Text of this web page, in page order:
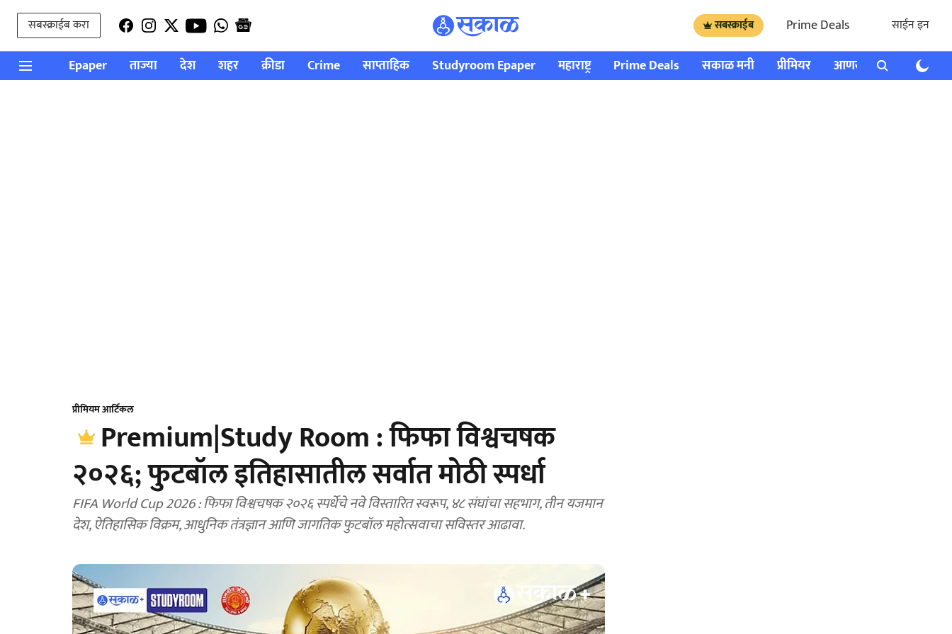
सबस्क्राईब करा सबस्क्राईब Prime Deals साईन इन
Epaper ताज्या देश शहर क्रीडा Crime साप्ताहिक Studyroom Epaper महाराष्ट्र Prime Deals सकाळ मनी प्रीमियर आणखी राशी भविष्य
प्रीमियम आर्टिकल
Premium|Study Room : फिफा विश्वचषक
२०२६; फुटबॉल इतिहासातील सर्वात मोठी स्पर्धा
FIFA World Cup 2026 : फिफा विश्वचषक २०२६ स्पर्धेचे नवे विस्तारित स्वरूप, ४८ संघांचा सहभाग, तीन यजमान
देश, ऐतिहासिक विक्रम, आधुनिक तंत्रज्ञान आणि जागतिक फुटबॉल महोत्सवाचा सविस्तर आढावा.